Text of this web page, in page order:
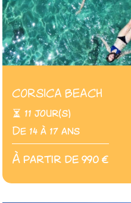
CORSICA BEACH
11 jour(s)
De 14 à 17 ans
À partir de 990 €